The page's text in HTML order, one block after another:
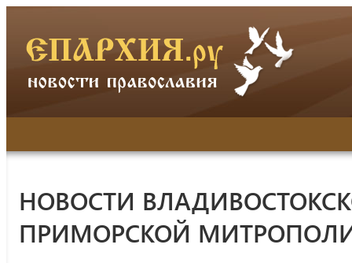
НОВОСТИ
ПРИМОРСКОЙ